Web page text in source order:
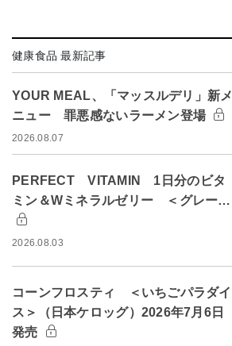
健康食品 最新記事
YOUR MEAL、「マッスルデリ」新メ
ニュー 罪悪感ないラーメン登場
2026.08.07
PERFECT VITAMIN 1日分のビタ
ミン＆Wミネラルゼリー ＜グレー…
2026.08.03
コーンフロスティ ＜いちごパラダイ
ス＞（日本ケロッグ）2026年7月6日
発売